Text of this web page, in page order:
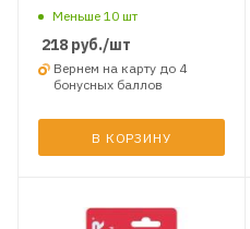
Меньше 10 шт
218 руб./шт
Вернем на карту до 4
бонусных баллов
В КОРЗИНУ